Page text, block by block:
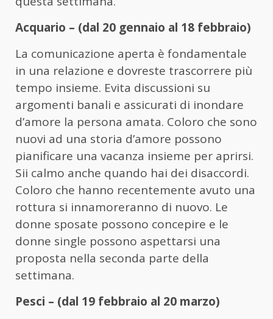
Acquario – (dal 20 gennaio al 18 febbraio)
La comunicazione aperta è fondamentale
in una relazione e dovreste trascorrere più
tempo insieme. Evita discussioni su
argomenti banali e assicurati di inondare
d’amore la persona amata. Coloro che sono
nuovi ad una storia d’amore possono
pianificare una vacanza insieme per aprirsi.
Sii calmo anche quando hai dei disaccordi.
Coloro che hanno recentemente avuto una
rottura si innamoreranno di nuovo. Le
donne sposate possono concepire e le
donne single possono aspettarsi una
proposta nella seconda parte della
settimana.
Pesci – (dal 19 febbraio al 20 marzo)